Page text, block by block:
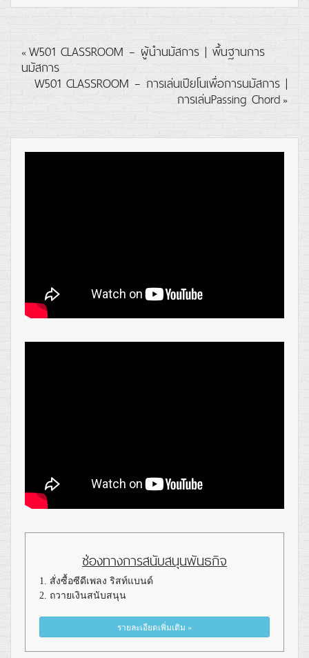
« W501 CLASSROOM – ผู้นำนมัสการ | พื้นฐานการ
นมัสการ
W501 CLASSROOM – การเล่นเปียโนเพื่อการนมัสการ |
การเล่นPassing Chord »
ช่องทางการสนับสนุนพันธกิจ
1. สั่งซื้อซีดีเพลง ริสท์แบนด์
2. ถวายเงินสนับสนุน
รายละเอียดเพิ่มเติม »